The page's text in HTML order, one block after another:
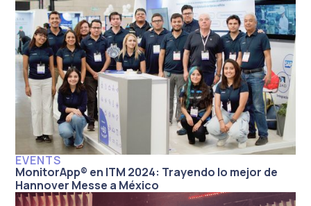
EVENTS
MonitorApp® en ITM 2024: Trayendo lo mejor de
Hannover Messe a México